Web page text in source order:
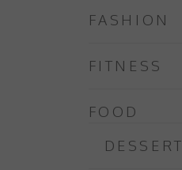
FASHION
FITNESS
FOOD
DESSERT